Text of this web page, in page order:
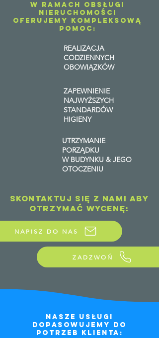
W ramach obsługi
nieruchomości
OFERUJEMY KOMPLEKSOWĄ
POMOC:
REALIZACJA
CODZIENNYCH
OBOWIĄZKÓW
ZAPEWNIENIE
NAJWYŻSZYCH
STANDARDÓW
HIGIENY
UTRZYMANIE
PORZĄDKU
W BUDYNKU & JEGO
OTOCZENIU
SKONTAKTUJ SIĘ Z NAMI ABY
OTRZYMAĆ WYCENĘ:
NAPISZ DO NAS
ZADZWOŃ
NASZE USŁUGI
DOPASOWUJEMY DO
POTRZEB KLIENTA: